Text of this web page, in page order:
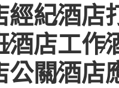
紀∕酒店
酒店工作∕
公關∕酒店